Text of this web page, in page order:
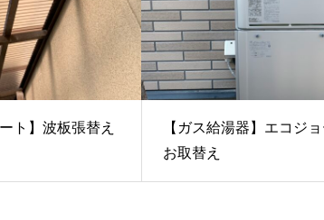
ト】波板張替え
【ガス給湯器】エコジ
お取替え